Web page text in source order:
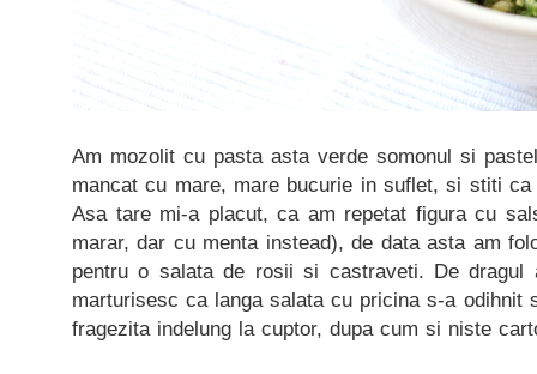
Am mozolit cu pasta asta verde somonul si
mancat cu mare, mare bucurie in suflet, si stiti
Asa tare mi-a placut, ca am repetat figura cu
marar, dar cu menta instead), de data asta am
pentru o salata de rosii si castraveti. De dragul
marturisesc ca langa salata cu pricina s-a odihnit
fragezita indelung la cuptor, dupa cum si niste